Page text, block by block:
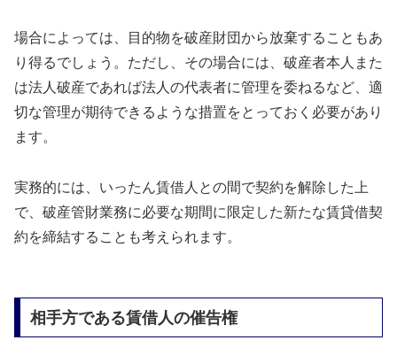
場合によっては、目的物を破産財団から放棄することもあ
り得るでしょう。ただし、その場合には、破産者本人また
は法人破産であれば法人の代表者に管理を委ねるなど、適
切な管理が期待できるような措置をとっておく必要があり
ます。
実務的には、いったん賃借人との間で契約を解除した上
で、破産管財業務に必要な期間に限定した新たな賃貸借契
約を締結することも考えられます。
相手方である賃借人の催告権